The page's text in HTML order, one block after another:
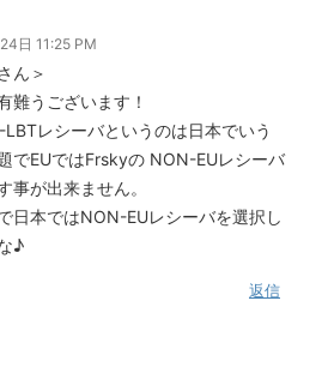
日 11:25 PM
ん＞
難うございます！
レシーバというのは日本でいう
でEUではFrskyの NON-EUレシーバ
事が出来ません。
日本ではNON-EUレシーバを選択し
♪
返信